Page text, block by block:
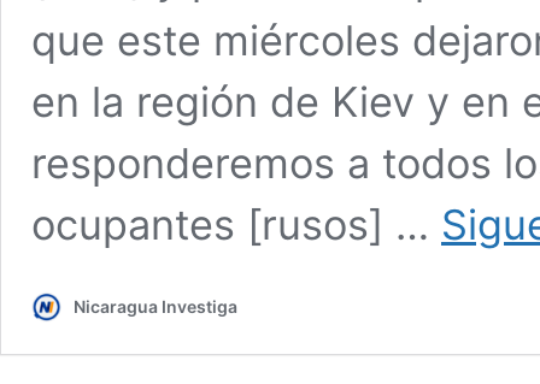
que este miércoles
en la región de Kiev y en
responderemos a todos
ocupantes [rusos] …
Nicaragua Investiga